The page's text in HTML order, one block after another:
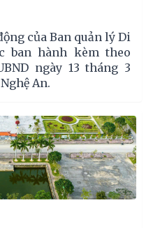
của Ban quản lý Di
ban hành kèm theo
ngày 13 tháng 3
An.